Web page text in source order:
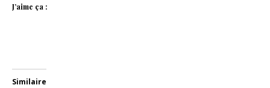
J’aime ça :
Similaire